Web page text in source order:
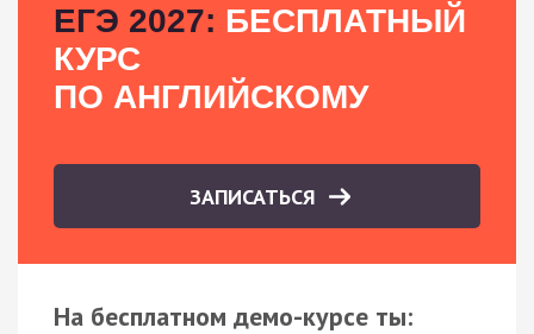
ЕГЭ 2027: БЕСПЛАТНЫЙ
КУРС
ПО АНГЛИЙСКОМУ
ЗАПИСАТЬСЯ
На бесплатном демо-курсе ты: